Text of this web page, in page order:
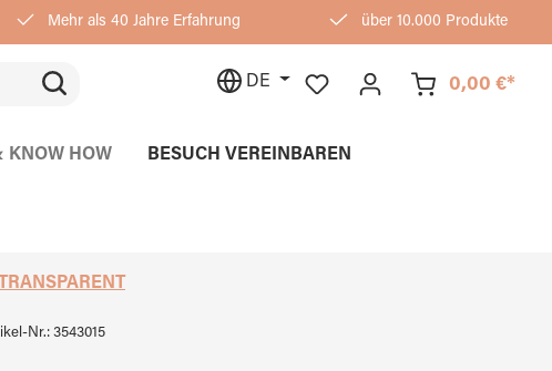
Mehr als 40 Jahre Erfahrung über 10.000 Produkte
DE 0,00 €*
KNOW HOW BESUCH VEREINBAREN
Nr.: 3543015